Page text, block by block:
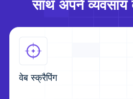
साथ अपने व्यवसाय
वेब स्क्रैपिंग